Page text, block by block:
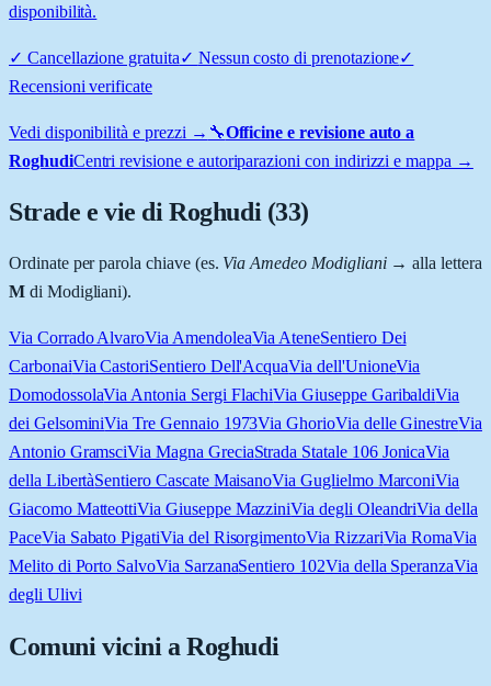
disponibilità.
✓ Cancellazione gratuita✓ Nessun costo di prenotazione✓
Recensioni verificate
Vedi disponibilità e prezzi → 🔧Officine e revisione auto a
RoghudiCentri revisione e autoriparazioni con indirizzi e mappa →
Strade e vie diRoghudi (33)
Ordinate per parola chiave (es. Via Amedeo Modigliani→ alla lettera
Mdi Modigliani).
Via Corrado AlvaroVia AmendoleaVia AteneSentiero Dei
CarbonaiVia CastoriSentiero Dell'AcquaVia dell'UnioneVia
DomodossolaVia Antonia Sergi FlachiVia Giuseppe GaribaldiVia
dei GelsominiVia Tre Gennaio 1973Via GhorioVia delle GinestreVia
Antonio GramsciVia Magna GreciaStrada Statale 106 JonicaVia
della LibertàSentiero Cascate MaisanoVia Guglielmo MarconiVia
Giacomo MatteottiVia Giuseppe MazziniVia degli OleandriVia della
PaceVia Sabato PigatiVia del RisorgimentoVia RizzariVia RomaVia
Melito di Porto SalvoVia SarzanaSentiero 102Via della SperanzaVia
degli Ulivi
Comuni vicini aRoghudi